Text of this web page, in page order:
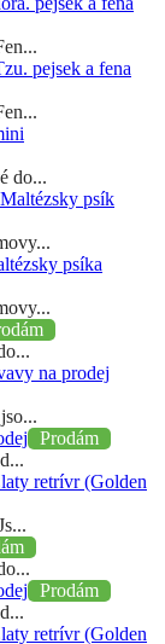
pejsek a fena
do...
psík
psíka
na prodej
Prodám
retrívr (Golden
Prodám
retrívr (Golden